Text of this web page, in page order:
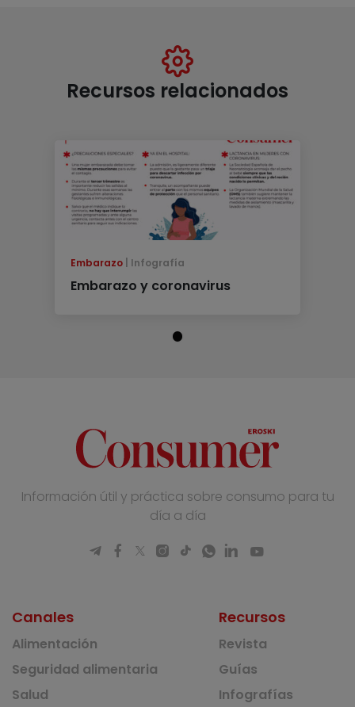
Recursos relacionados
Embarazo Infografía
Embarazo y coronavirus
Información útil y práctica sobre consumo para tu
día a día
Canales
Alimentación
Seguridad alimentaria
Salud
Recursos
Revista
Guías
Infografías